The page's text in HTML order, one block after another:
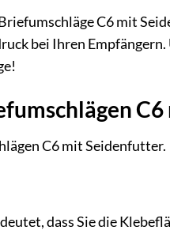
C6 mit
bei Ihren Empfängern.
C6 mit Seidenfutter.
dass Sie die